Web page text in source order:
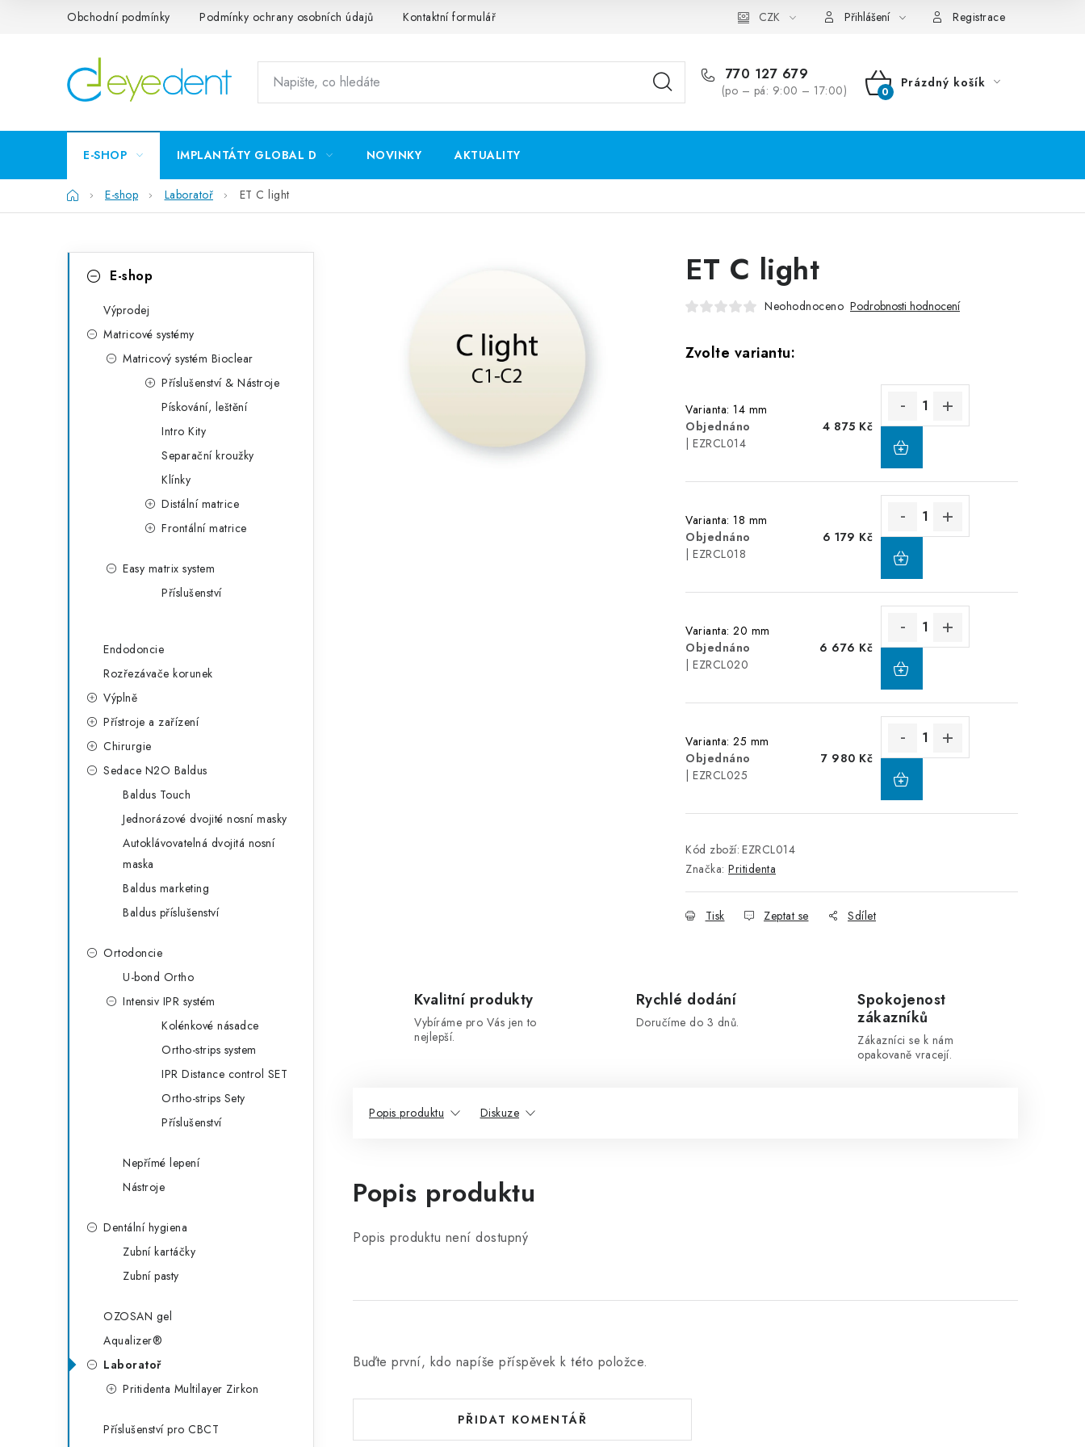
Obchodní podmínky Podmínky ochrany osobních údajů Kontaktní formulář CZK Přihlášení Registrace
770 127 679
(po – pá: 9:00 – 17:00)
NÁKUPNÍ
Prázdný košík
E-SHOP IMPLANTÁTY GLOBAL D NOVINKY AKTUALITY
DomůE-shop Laboratoř ET C light
kategorieE-shop
Výprodej
Matricové systémy
Matricový systém Bioclear
Příslušenství & Nástroje
Pískování, leštění
Intro Kity
Separační kroužky
Klínky
Distální matrice
Frontální matrice
Easy matrix system
Příslušenství
Endodoncie
Rozřezávače korunek
Výplně
Přístroje a zařízení
Chirurgie
Sedace N2O Baldus
Baldus Touch
Jednorázové dvojité nosní masky
Autoklávovatelná dvojitá nosní
maska
Baldus marketing
Baldus příslušenství
Ortodoncie
U-bond Ortho
Intensiv IPR systém
Kolénkové násadce
Ortho-strips system
IPR Distance control SET
Ortho-strips Sety
Příslušenství
Nepřímé lepení
Nástroje
Dentální hygiena
Zubní kartáčky
Zubní pasty
OZOSAN gel
Aqualizer®
Laboratoř
Pritidenta Multilayer Zirkon
Příslušenství pro CBCT
ET C light
Neohodnoceno Podrobnosti hodnocení
Varianta: 14 mm
Objednáno
| EZRCL014
4 875 Kč
Varianta: 18 mm
Objednáno
| EZRCL018
6 179 Kč
Varianta: 20 mm
Objednáno
| EZRCL020
6 676 Kč
Varianta: 25 mm
Objednáno
| EZRCL025
7 980 Kč
Kód zboží: EZRCL014
Značka: Pritidenta
Tisk Zeptat se Sdílet
Kvalitní produkty
Vybíráme pro Vás jen to
nejlepší.
Rychlé dodání
Doručíme do 3 dnů.
Spokojenost
zákazníků
Zákazníci se k nám
opakovaně vracejí.
Popis produktu Diskuze
Popis produktu
Popis produktu není dostupný
Buďte první, kdo napíše příspěvek k této položce.
PŘIDAT KOMENTÁŘ